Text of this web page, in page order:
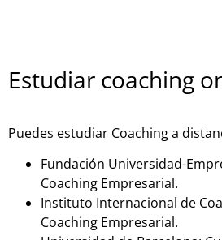
Estudiar coaching
Puedes estudiar Coaching a
Fundación Universidad-
Coaching Empresarial.
Instituto Internacional de
Coaching Empresarial.